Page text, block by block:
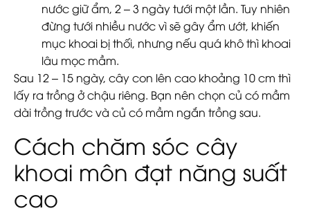
nước giữ ẩm, 2 – 3 ngày tưới một lần. Tuy nhiên
đừng tưới nhiều nước vì sẽ gây ẩm ướt, khiến
mục khoai bị thối, nhưng nếu quá khô thì khoai
lâu mọc mầm.
Sau 12 – 15 ngày, cây con lên cao khoảng 10 cm thì
lấy ra trồng ở chậu riêng. Bạn nên chọn củ có mầm
dài trồng trước và củ có mầm ngắn trồng sau.
Cách chăm sóc cây
khoai môn đạt năng suất
cao